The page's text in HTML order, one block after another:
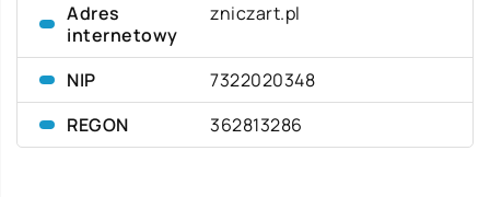
Adres
internetowy
zniczart.pl
NIP
7322020348
REGON
362813286